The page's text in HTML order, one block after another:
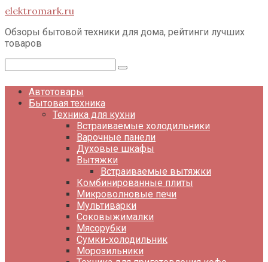
Перейти
контенту
elektromark.ru
Обзоры бытовой техники для дома, рейтинги лучших
товаров
Автотовары
Бытовая техника
Техника для кухни
Встраиваемые холодильники
Варочные панели
Духовые шкафы
Вытяжки
Встраиваемые вытяжки
Комбинированные плиты
Микроволновые печи
Мультиварки
Соковыжималки
Мясорубки
Сумки-холодильник
Морозильники